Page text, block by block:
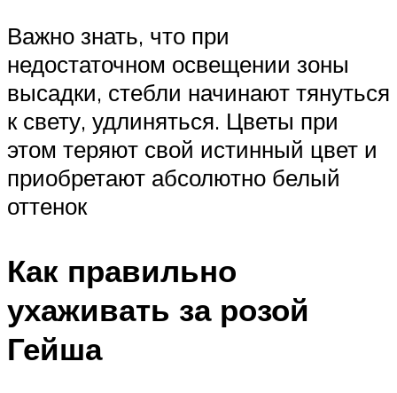
Важно знать, что при
недостаточном освещении зоны
высадки, стебли начинают тянуться
к свету, удлиняться. Цветы при
этом теряют свой истинный цвет и
приобретают абсолютно белый
оттенок
Как правильно
ухаживать за розой
Гейша